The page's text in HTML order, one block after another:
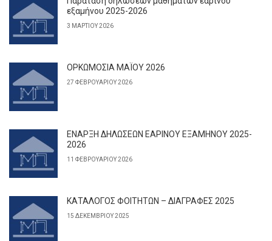
εξαμήνου 2025-2026
3 ΜΑΡΤΊΟΥ 2026
ΟΡΚΩΜΟΣΙΑ ΜΑΪΟΥ 2026
27 ΦΕΒΡΟΥΑΡΊΟΥ 2026
ΕΝΑΡΞΗ ΔΗΛΩΣΕΩΝ ΕΑΡΙΝΟΥ ΕΞΑΜΗΝΟΥ 2025-
2026
11 ΦΕΒΡΟΥΑΡΊΟΥ 2026
ΚΑΤΑΛΟΓΟΣ ΦΟΙΤΗΤΩΝ – ΔΙΑΓΡΑΦΕΣ 2025
15 ΔΕΚΕΜΒΡΊΟΥ 2025